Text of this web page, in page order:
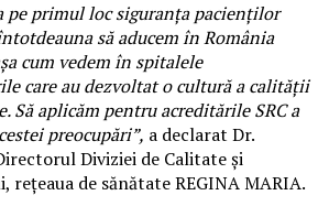
pe primul loc siguranța pacienților
să aducem în România
cum vedem în spitalele
care au dezvoltat o cultură a calității
Să aplicăm pentru acreditările SRC a
preocupări”, a declarat Dr.
Diviziei de Calitate și
rețeaua de sănătate REGINA MARIA.